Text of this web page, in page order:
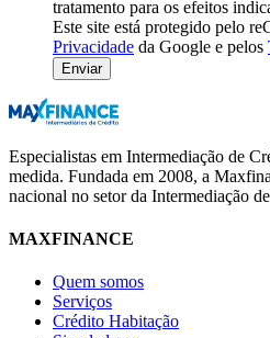
tratamento para os efeitos
Este site está protegido pelo
Privacidade da Google e pelos
Especialistas em Intermediação de
medida. Fundada em 2008, a
nacional no setor da Intermediação
MAXFINANCE
Quem somos
Serviços
Crédito Habitação